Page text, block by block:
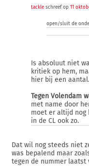
tackle schreef op 11
open/sluit de
Is absoluut niet
kritiek op hem,
hier bij een
Tegen Volendam
met name door
moet er altijd nog
in de CL ook zo.
Dat wil nog steeds niet
was bepalend maar
tegen de nummer laatst